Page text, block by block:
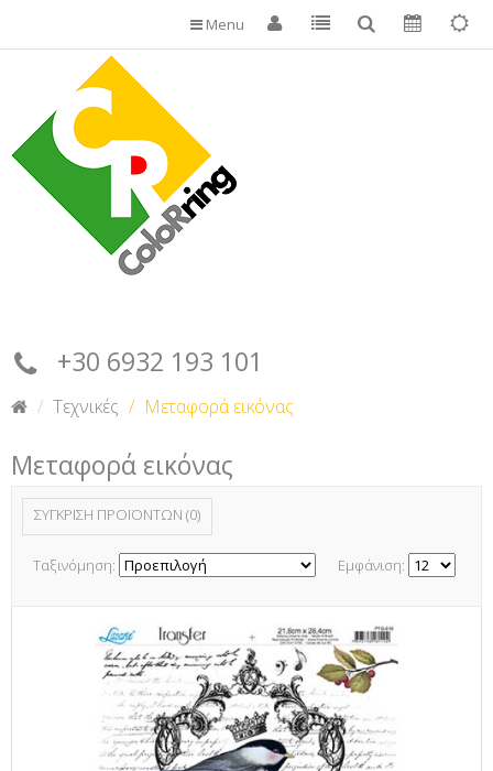
Menu
+30 6932 193 101
Τεχνικές Μεταφορά εικόνας
Μεταφορά εικόνας
ΣΎΓΚΡΙΣΗ ΠΡΟΪΌΝΤΩΝ (0)
Ταξινόμηση: Εμφάνιση: